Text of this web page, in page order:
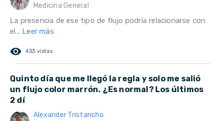
Medicina General
La presencia de ese tipo de flujo podría relacionarse con
el... Leer más
remove_red_eye 433 vistas
Quinto día que me llegó la regla y solo me salió
un flujo color marrón. ¿Es normal? Los últimos
2 dí
Alexander Tristancho